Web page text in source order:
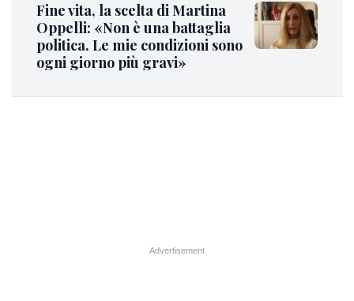
Fine vita, la scelta di Martina
Oppelli: «Non è una battaglia
politica. Le mie condizioni sono
ogni giorno più gravi»